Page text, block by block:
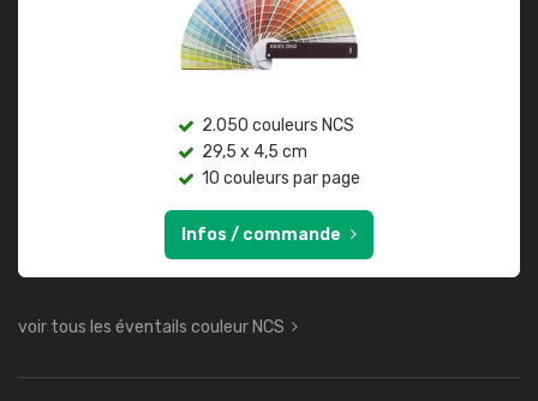
2.050 couleurs NCS
29,5 x 4,5 cm
10 couleurs par page
Infos / commande
voir tous les éventails couleur NCS